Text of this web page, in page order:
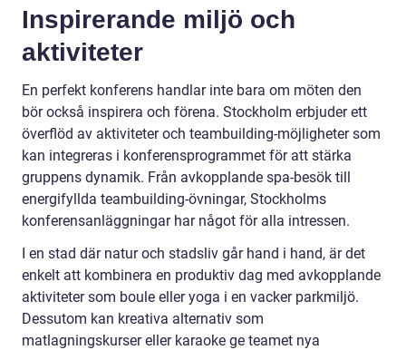
Inspirerande miljö och
aktiviteter
En perfekt konferens handlar inte bara om möten den
bör också inspirera och förena. Stockholm erbjuder ett
överflöd av aktiviteter och teambuilding-möjligheter som
kan integreras i konferensprogrammet för att stärka
gruppens dynamik. Från avkopplande spa-besök till
energifyllda teambuilding-övningar, Stockholms
konferensanläggningar har något för alla intressen.
I en stad där natur och stadsliv går hand i hand, är det
enkelt att kombinera en produktiv dag med avkopplande
aktiviteter som boule eller yoga i en vacker parkmiljö.
Dessutom kan kreativa alternativ som
matlagningskurser eller karaoke ge teamet nya